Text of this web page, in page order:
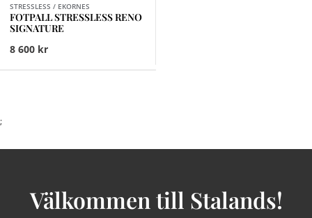
STRESSLESS / EKORNES
FOTPALL STRESSLESS RENO
SIGNATURE
8 600 kr
;
Välkommen till Stalands!